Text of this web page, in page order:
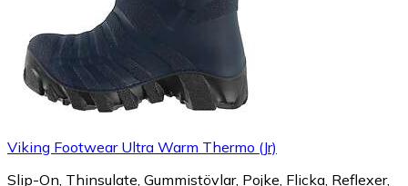
Viking Footwear Ultra Warm Thermo (Jr)
Slip-On, Thinsulate, Gummistövlar, Pojke, Flicka, Reflexer,